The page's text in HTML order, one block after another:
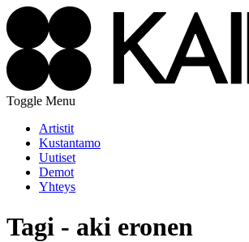
Toggle Menu
Artistit
Kustantamo
Uutiset
Demot
Yhteys
Tagi - aki eronen